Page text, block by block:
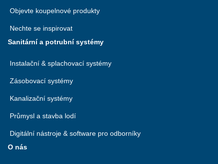
Objevte koupelnové produkty
Nechte se inspirovat
Sanitární a potrubní systémy
Instalační & splachovací systémy
Zásobovací systémy
Kanalizační systémy
Průmysl a stavba lodí
Digitální nástroje & software pro odborníky
O nás